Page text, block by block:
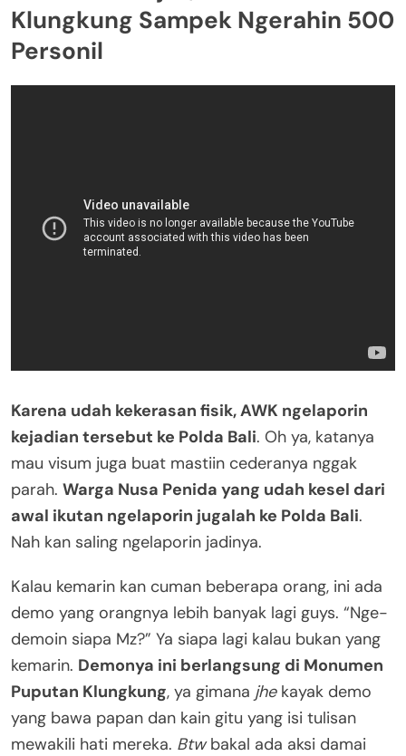
Klungkung Sampek Ngerahin 500
Personil
Karena udah kekerasan fisik, AWK ngelaporin
kejadian tersebut ke Polda Bali. Oh ya, katanya
mau visum juga buat mastiin cederanya nggak
parah. Warga Nusa Penida yang udah kesel dari
awal ikutan ngelaporin jugalah ke Polda Bali.
Nah kan saling ngelaporin jadinya.
Kalau kemarin kan cuman beberapa orang, ini ada
demo yang orangnya lebih banyak lagi guys. “Nge-
demoin siapa Mz?” Ya siapa lagi kalau bukan yang
kemarin. Demonya ini berlangsung di Monumen
Puputan Klungkung, ya gimana jhekayak demo
yang bawa papan dan kain gitu yang isi tulisan
mewakili hati mereka. Btwbakal ada aksi damai